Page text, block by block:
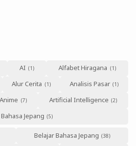
AI
Alfabet Hiragana
Alur Cerita
Analisis Pasar
Anime
Artificial Intelligence
Bahasa Jepang
Belajar Bahasa Jepang